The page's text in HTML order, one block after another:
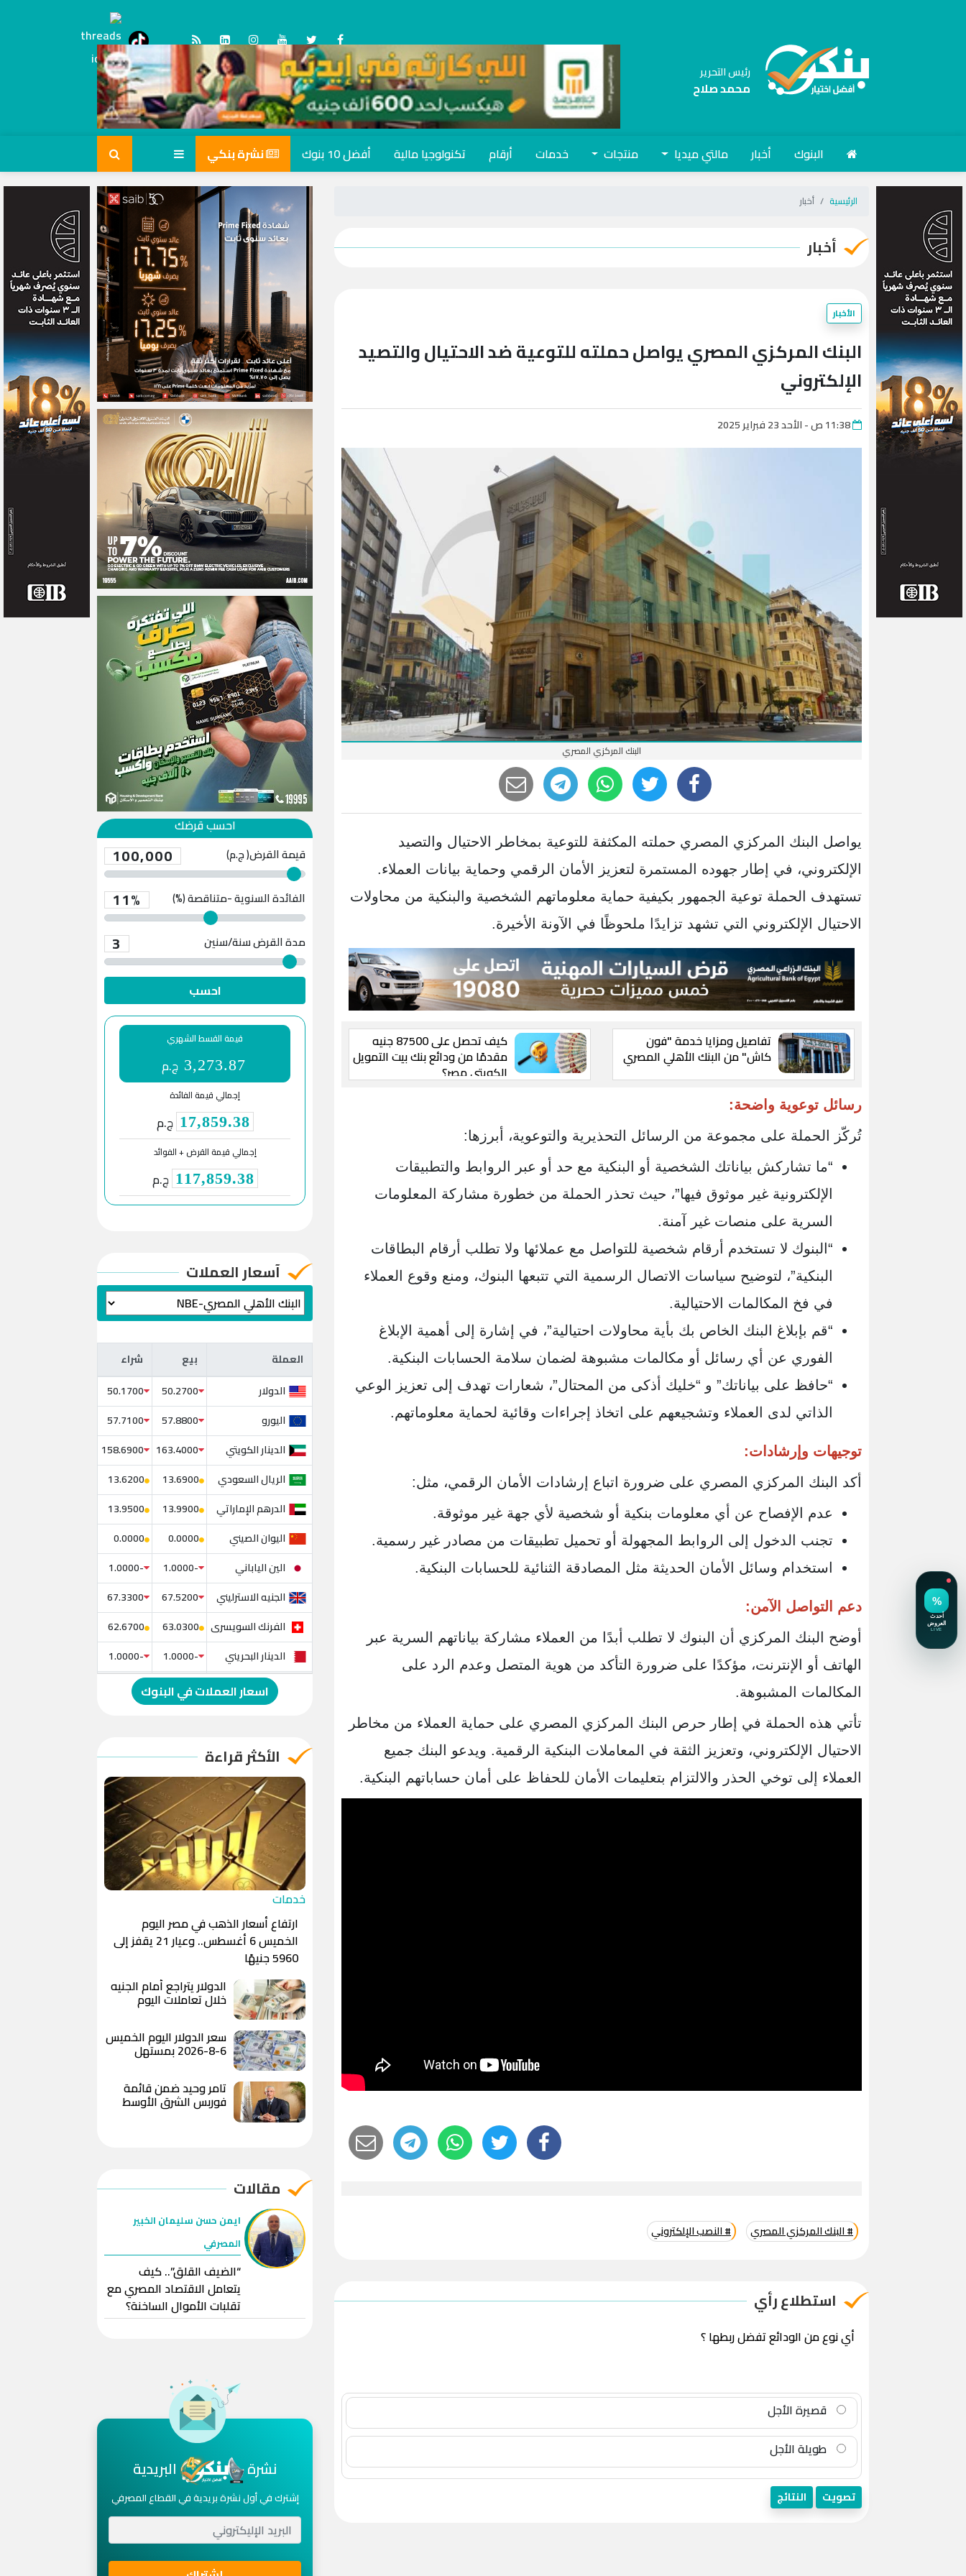
tiktok
Threads
رئيس التحرير
محمد صلاح
البنوك أخبار مالتي ميديا منتجات خدمات أرقام تكنولوجيا مالية أفضل 10 بنوك نشرة بنكي
الرئيسية أخبار
أخبار
الأخبار
البنك المركزي المصري يواصل حملته للتوعية ضد الاحتيال والتصيد
الإلكتروني
البنك المركزي المصري
يواصل البنك المركزي المصري حملته المكثفة للتوعية بمخاطر الاحتيال والتصيد
الإلكتروني، في إطار جهوده المستمرة لتعزيز الأمان الرقمي وحماية بيانات العملاء.
تستهدف الحملة توعية الجمهور بكيفية حماية معلوماتهم الشخصية والبنكية من محاولات
الاحتيال الإلكتروني التي تشهد تزايدًا ملحوظًا في الآونة الأخيرة.
تفاصيل ومزايا خدمة "فون
كاش" من البنك الأهلي المصري
كيف تحصل على 87500 جنيه
مقدمًا من ودائع بنك بيت التمويل
الكويتي مصر؟
رسائل توعوية واضحة:
تُركّز الحملة على مجموعة من الرسائل التحذيرية والتوعوية، أبرزها:
“ما تشاركش بياناتك الشخصية أو البنكية مع حد أو عبر الروابط والتطبيقات
الإلكترونية غير موثوق فيها”، حيث تحذر الحملة من خطورة مشاركة المعلومات
السرية على منصات غير آمنة.
“البنوك لا تستخدم أرقام شخصية للتواصل مع عملائها ولا تطلب أرقام البطاقات
البنكية”، لتوضيح سياسات الاتصال الرسمية التي تتبعها البنوك، ومنع وقوع العملاء
في فخ المكالمات الاحتيالية.
“قم بإبلاغ البنك الخاص بك بأية محاولات احتيالية”، في إشارة إلى أهمية الإبلاغ
الفوري عن أي رسائل أو مكالمات مشبوهة لضمان سلامة الحسابات البنكية.
“حافظ على بياناتك” و “خليك أذكى من المحتال”، شعارات تهدف إلى تعزيز الوعي
الذاتي لدى العملاء وتشجيعهم على اتخاذ إجراءات وقائية لحماية معلوماتهم.
توجيهات وإرشادات:
أكد البنك المركزي المصري على ضرورة اتباع إرشادات الأمان الرقمي، مثل:
عدم الإفصاح عن أي معلومات بنكية أو شخصية لأي جهة غير موثوقة.
تجنب الدخول إلى الروابط المجهولة أو تحميل تطبيقات من مصادر غير رسمية.
استخدام وسائل الأمان الحديثة مثل المصادقة الثنائية للحسابات البنكية.
دعم التواصل الآمن:
أوضح البنك المركزي أن البنوك لا تطلب أبدًا من العملاء مشاركة بياناتهم السرية عبر
الهاتف أو الإنترنت، مؤكدًا على ضرورة التأكد من هوية المتصل وعدم الرد على
المكالمات المشبوهة.
تأتي هذه الحملة في إطار حرص البنك المركزي المصري على حماية العملاء من مخاطر
الاحتيال الإلكتروني، وتعزيز الثقة في المعاملات البنكية الرقمية. ويدعو البنك جميع
العملاء إلى توخي الحذر والالتزام بتعليمات الأمان للحفاظ على أمان حساباتهم البنكية.
# البنك المركزي المصري # النصب الإلكتروني
استطلاع رأي
أي نوع من الودائع تفضل ربطها ؟
قصيرة الأجل
طويلة الأجل
تصويت النتائج
احسب قرضك
قيمة القرض( ج.م) 100,000
الفائدة السنوية -متناقصة (%) 11%
مدة القرض 3 سنة/سنين
احسب
قيمة القسط الشهري
3,273.87 ج.م
إجمالي قيمة الفائدة
17,859.38 ج.م
إجمالي قيمة القرض + الفوائد
117,859.38 ج.م
آسعار العملات
العملة بيع شراء العملة بيع
شراء
الدولار
50.2700
50.1700
اليورو
57.8800
57.7100
الدينار الكويتي
163.4000
158.6900
الريال السعودي
13.6900
13.6200
الدرهم الإماراتي
13.9900
13.9500
اليوان الصيني
0.0000
0.0000
الين الياباني
-1.0000
-1.0000
الجنيه الاسترليني
67.5200
67.3300
الفرنك السويسرى
63.0300
62.6700
الدينار البحريني
-1.0000
-1.0000
الدولار الإسترالي
-1.0000
-1.0000
الدينار الأردني
-1.0000
-1.0000
اسعار العملات في البنوك
الأكثر قراءة
خدمات
ارتفاع أسعار الذهب في مصر اليوم
الخميس 6 أغسطس.. وعيار 21 يقفز إلى
5960 جنيهًا
الدولار يتراجع أمام الجنيه
خلال تعاملات اليوم
ويسجل 49.78 جنيه للبيع
سعر الدولار اليوم الخميس
6-8-2026 بمستهل
التعاملات الصباحية
تامر وحيد ضمن قائمة
فوربس الشرق الأوسط
لأقوى 100 رئيس تنفيذي
مقالات
ايمن حسن سليمان الخبير
المصرفي
“الضيف القلق”.. كيف
يتعامل الاقتصاد المصري مع
تقلبات الأموال الساخنة؟
نشرة البريدية
إشترك في أول نشرة بريدية في القطاع المصرفي